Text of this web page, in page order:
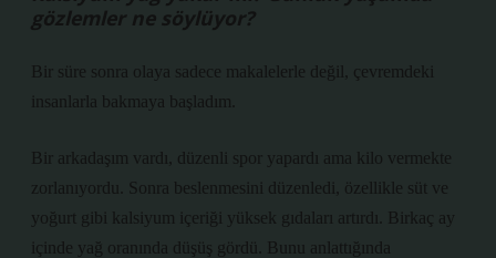
gözlemler ne söylüyor?
Bir süre sonra olaya sadece makalelerle değil, çevremdeki
insanlarla bakmaya başladım.
Bir arkadaşım vardı, düzenli spor yapardı ama kilo vermekte
zorlanıyordu. Sonra beslenmesini düzenledi, özellikle süt ve
yoğurt gibi kalsiyum içeriği yüksek gıdaları artırdı. Birkaç ay
içinde yağ oranında düşüş gördü. Bunu anlattığında